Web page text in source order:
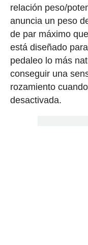
relación peso/
anuncia un peso
de par máximo
está diseñado
pedaleo lo más
conseguir una
rozamiento
desactivada.